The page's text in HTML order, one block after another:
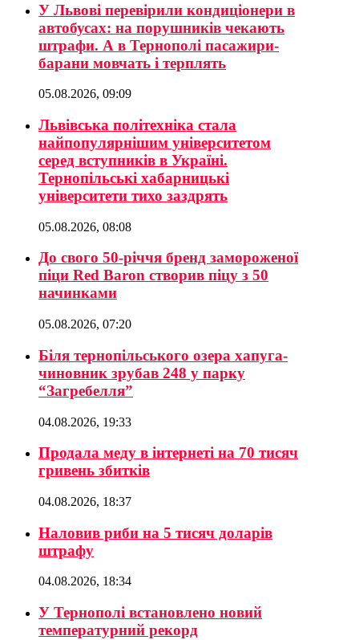
У Львові перевірили кондиціонери в
автобусах: на порушників чекають
штрафи. А в Тернополі пасажири-
барани мовчать і терплять
05.08.2026, 09:09
Львівська політехніка стала
найпопулярнішим університетом
серед вступників в Україні.
Тернопільські хабарницькі
університети тихо заздрять
05.08.2026, 08:08
До свого 50-річчя бренд замороженої
піци Red Baron створив піцу з 50
начинками
05.08.2026, 07:20
Біля тернопільського озера хапуга-
чиновник зрубав 248 у парку
“Загребелля”
04.08.2026, 19:33
Продала меду в інтернеті на 70 тисяч
гривень збитків
04.08.2026, 18:37
Наловив риби на 5 тисяч доларів
штрафу
04.08.2026, 18:34
У Тернополі встановлено новий
температурний рекорд